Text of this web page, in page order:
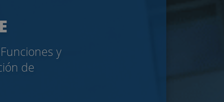
y
de